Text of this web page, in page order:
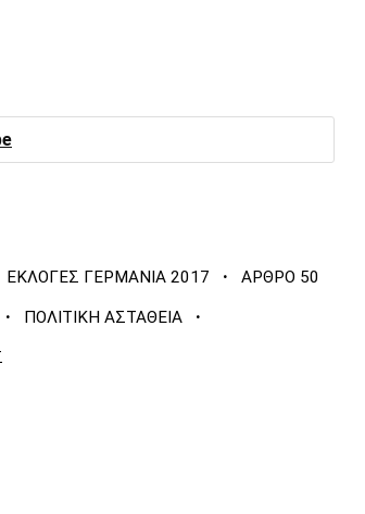
ΕΚΛΟΓΕΣ ΓΕΡΜΑΝΙΑ 2017 · ΑΡΘΡΟ 50
· ΠΟΛΙΤΙΚΗ ΑΣΤΑΘΕΙΑ ·